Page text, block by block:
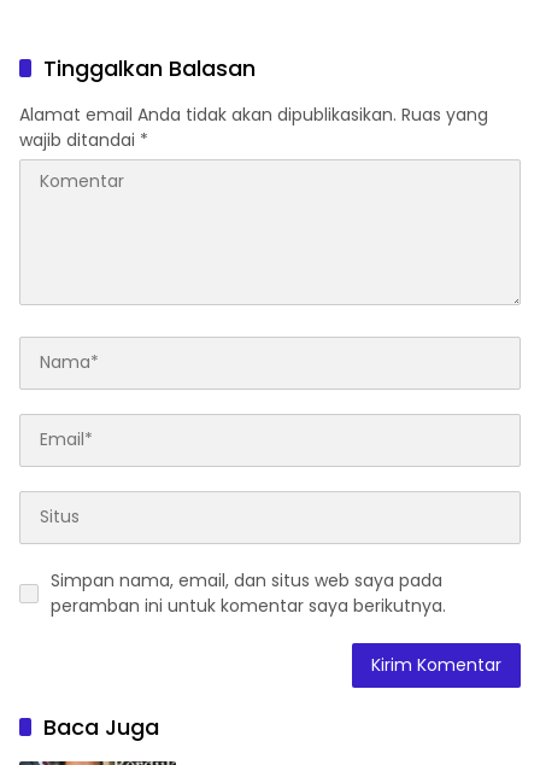
Tinggalkan Balasan
Alamat email Anda tidak akan dipublikasikan. Ruas yang
wajib ditandai *
Simpan nama, email, dan situs web saya pada
peramban ini untuk komentar saya berikutnya.
Baca Juga